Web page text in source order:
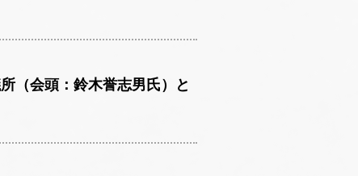
（会頭：鈴木誉志男氏）と